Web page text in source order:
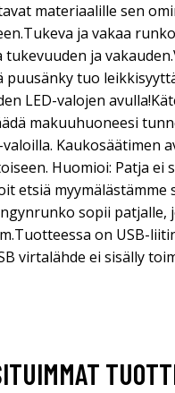
materiaalille sen
ja vakaa
ja
puusänky tuo
LED-valojen
makuuhuoneesi
Kaukosäätimen
Huomioi: Patja ei
etsiä myymälästämme
sopii patjalle,
on USB-
virtalähde ei sisälly